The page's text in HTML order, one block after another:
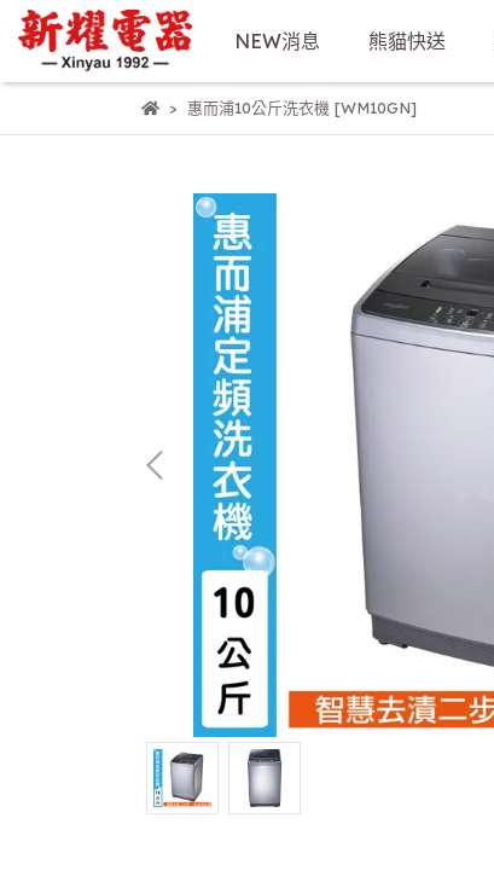
NEW消息 熊貓快送
惠而浦10公斤洗衣機 [WM10GN]